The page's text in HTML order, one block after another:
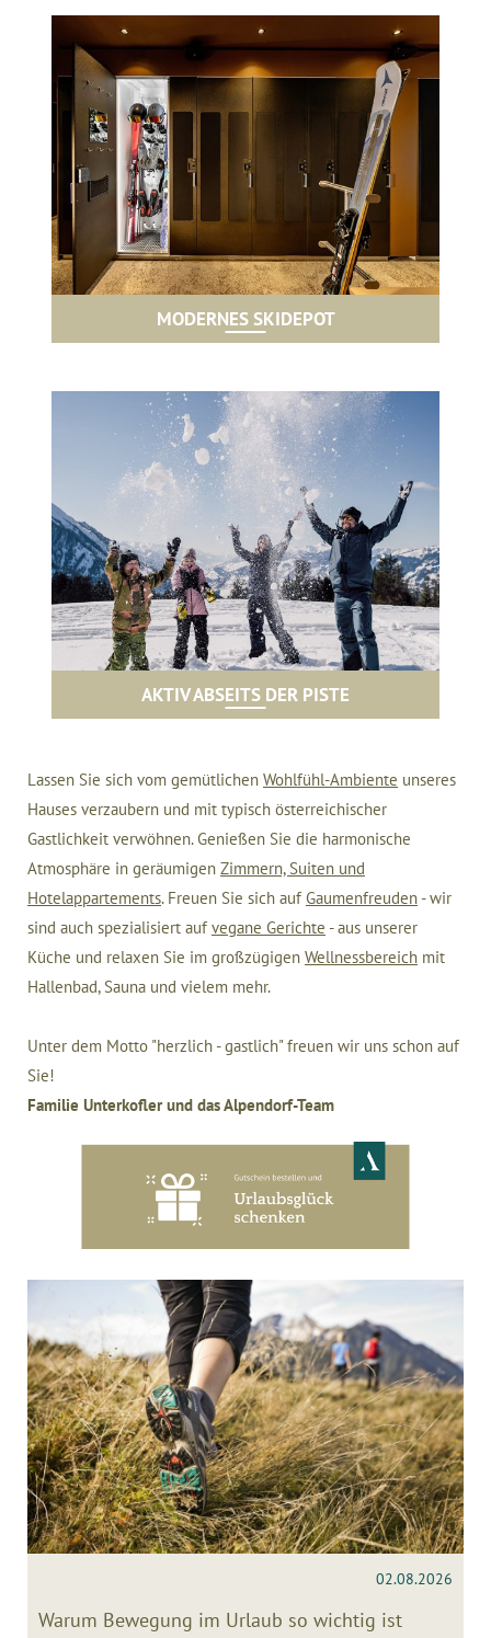
MODERNES SKIDEPOT
AKTIV ABSEITS DER PISTE
Lassen Sie sich vom gemütlichen Wohlfühl-Ambiente unseres
Hauses verzaubern und mit typisch österreichischer
Gastlichkeit verwöhnen. Genießen Sie die harmonische
Atmosphäre in geräumigen Zimmern, Suiten und
Hotelappartements. Freuen Sie sich auf Gaumenfreuden - wir
sind auch spezialisiert auf vegane Gerichte - aus unserer
Küche und relaxen Sie im großzügigen Wellnessbereich mit
Hallenbad, Sauna und vielem mehr.
Unter dem Motto "herzlich - gastlich" freuen wir uns schon auf
Sie!
Familie Unterkofler und das Alpendorf-Team
02.08.2026
Warum Bewegung im Urlaub so wichtig ist